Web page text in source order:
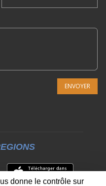
ENVOYER
donne le contrôle sur